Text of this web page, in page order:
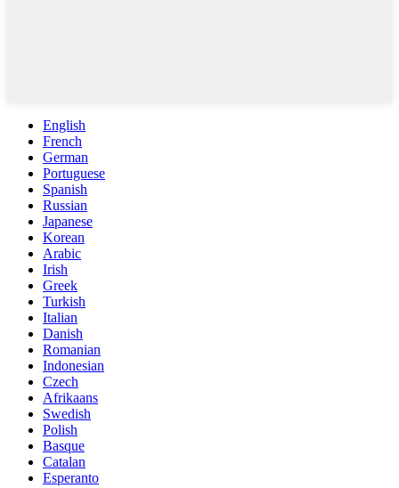
English
French
German
Portuguese
Spanish
Russian
Japanese
Korean
Arabic
Irish
Greek
Turkish
Italian
Danish
Romanian
Indonesian
Czech
Afrikaans
Swedish
Polish
Basque
Catalan
Esperanto